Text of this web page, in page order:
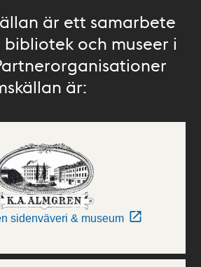
är ett samarbete
bibliotek och museer i
är:
sidenväveri & museum